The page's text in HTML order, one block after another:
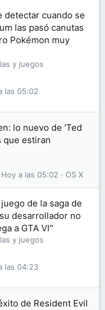
detectar cuando se
las pasó canutas
Pokémon muy
y juegos
las 05:02
lo nuevo de 'Ted
que estiran
OS X
Hoy a las 05:02
de la saga de
desarrollador no
a GTA VI"
y juegos
las 04:23
de Resident Evil